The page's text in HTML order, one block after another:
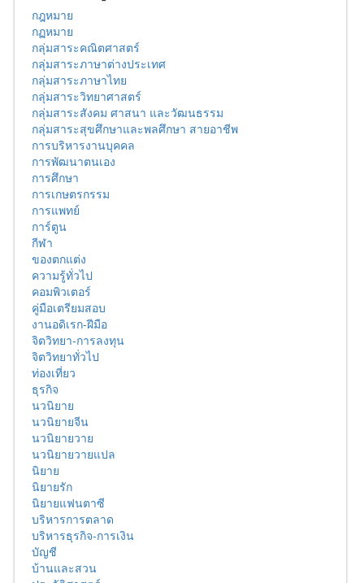
กฎหมาย
กฏหมาย
กลุ่มสาระคณิตศาสตร์
กลุ่มสาระภาษาต่างประเทศ
กลุ่มสาระภาษาไทย
กลุ่มสาระวิทยาศาสตร์
กลุ่มสาระสังคม ศาสนา และวัฒนธรรม
กลุ่มสาระสุขศึกษาและพลศึกษา สายอาชีพ
การบริหารงานบุคคล
การพัฒนาตนเอง
การศึกษา
การเกษตรกรรม
การแพทย์
การ์ตูน
กีฬา
ของตกแต่ง
ความรู้ทั่วไป
คอมพิวเตอร์
คู่มือเตรียมสอบ
งานอดิเรก-ฝีมือ
จิตวิทยา-การลงทุน
จิตวิทยาทั่วไป
ท่องเที่ยว
ธุรกิจ
นวนิยาย
นวนิยายจีน
นวนิยายวาย
นวนิยายวายแปล
นิยาย
นิยายรัก
นิยายแฟนตาซี
บริหารการตลาด
บริหารธุรกิจ-การเงิน
บัญชี
บ้านและสวน